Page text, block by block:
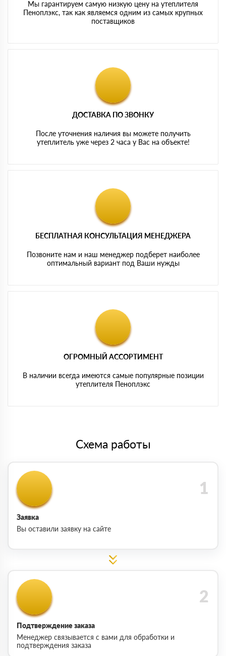
Мы гарантируем самую низкую цену на утеплителя
Пеноплэкс, так как являемся одним из самых крупных
поставщиков
ДОСТАВКА ПО ЗВОНКУ
После уточнения наличия вы можете получить
утеплитель уже через 2 часа у Вас на объекте!
БЕСПЛАТНАЯ КОНСУЛЬТАЦИЯ МЕНЕДЖЕРА
Позвоните нам и наш менеджер подберет наиболее
оптимальный вариант под Ваши нужды
ОГРОМНЫЙ АССОРТИМЕНТ
В наличии всегда имеются самые популярные позиции
утеплителя Пеноплэкс
Схема работы
Заявка
Вы оставили заявку на сайте
Подтверждение заказа
Менеджер связывается с вами для обработки и
подтверждения заказа